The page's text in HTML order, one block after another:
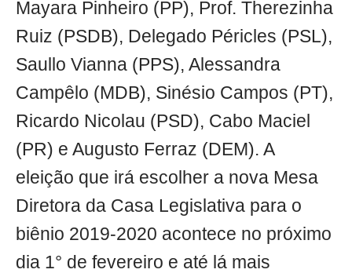
Mayara Pinheiro (PP), Prof. Therezinha
Ruiz (PSDB), Delegado Péricles (PSL),
Saullo Vianna (PPS), Alessandra
Campêlo (MDB), Sinésio Campos (PT),
Ricardo Nicolau (PSD), Cabo Maciel
(PR) e Augusto Ferraz (DEM). A
eleição que irá escolher a nova Mesa
Diretora da Casa Legislativa para o
biênio 2019-2020 acontece no próximo
dia 1° de fevereiro e até lá mais